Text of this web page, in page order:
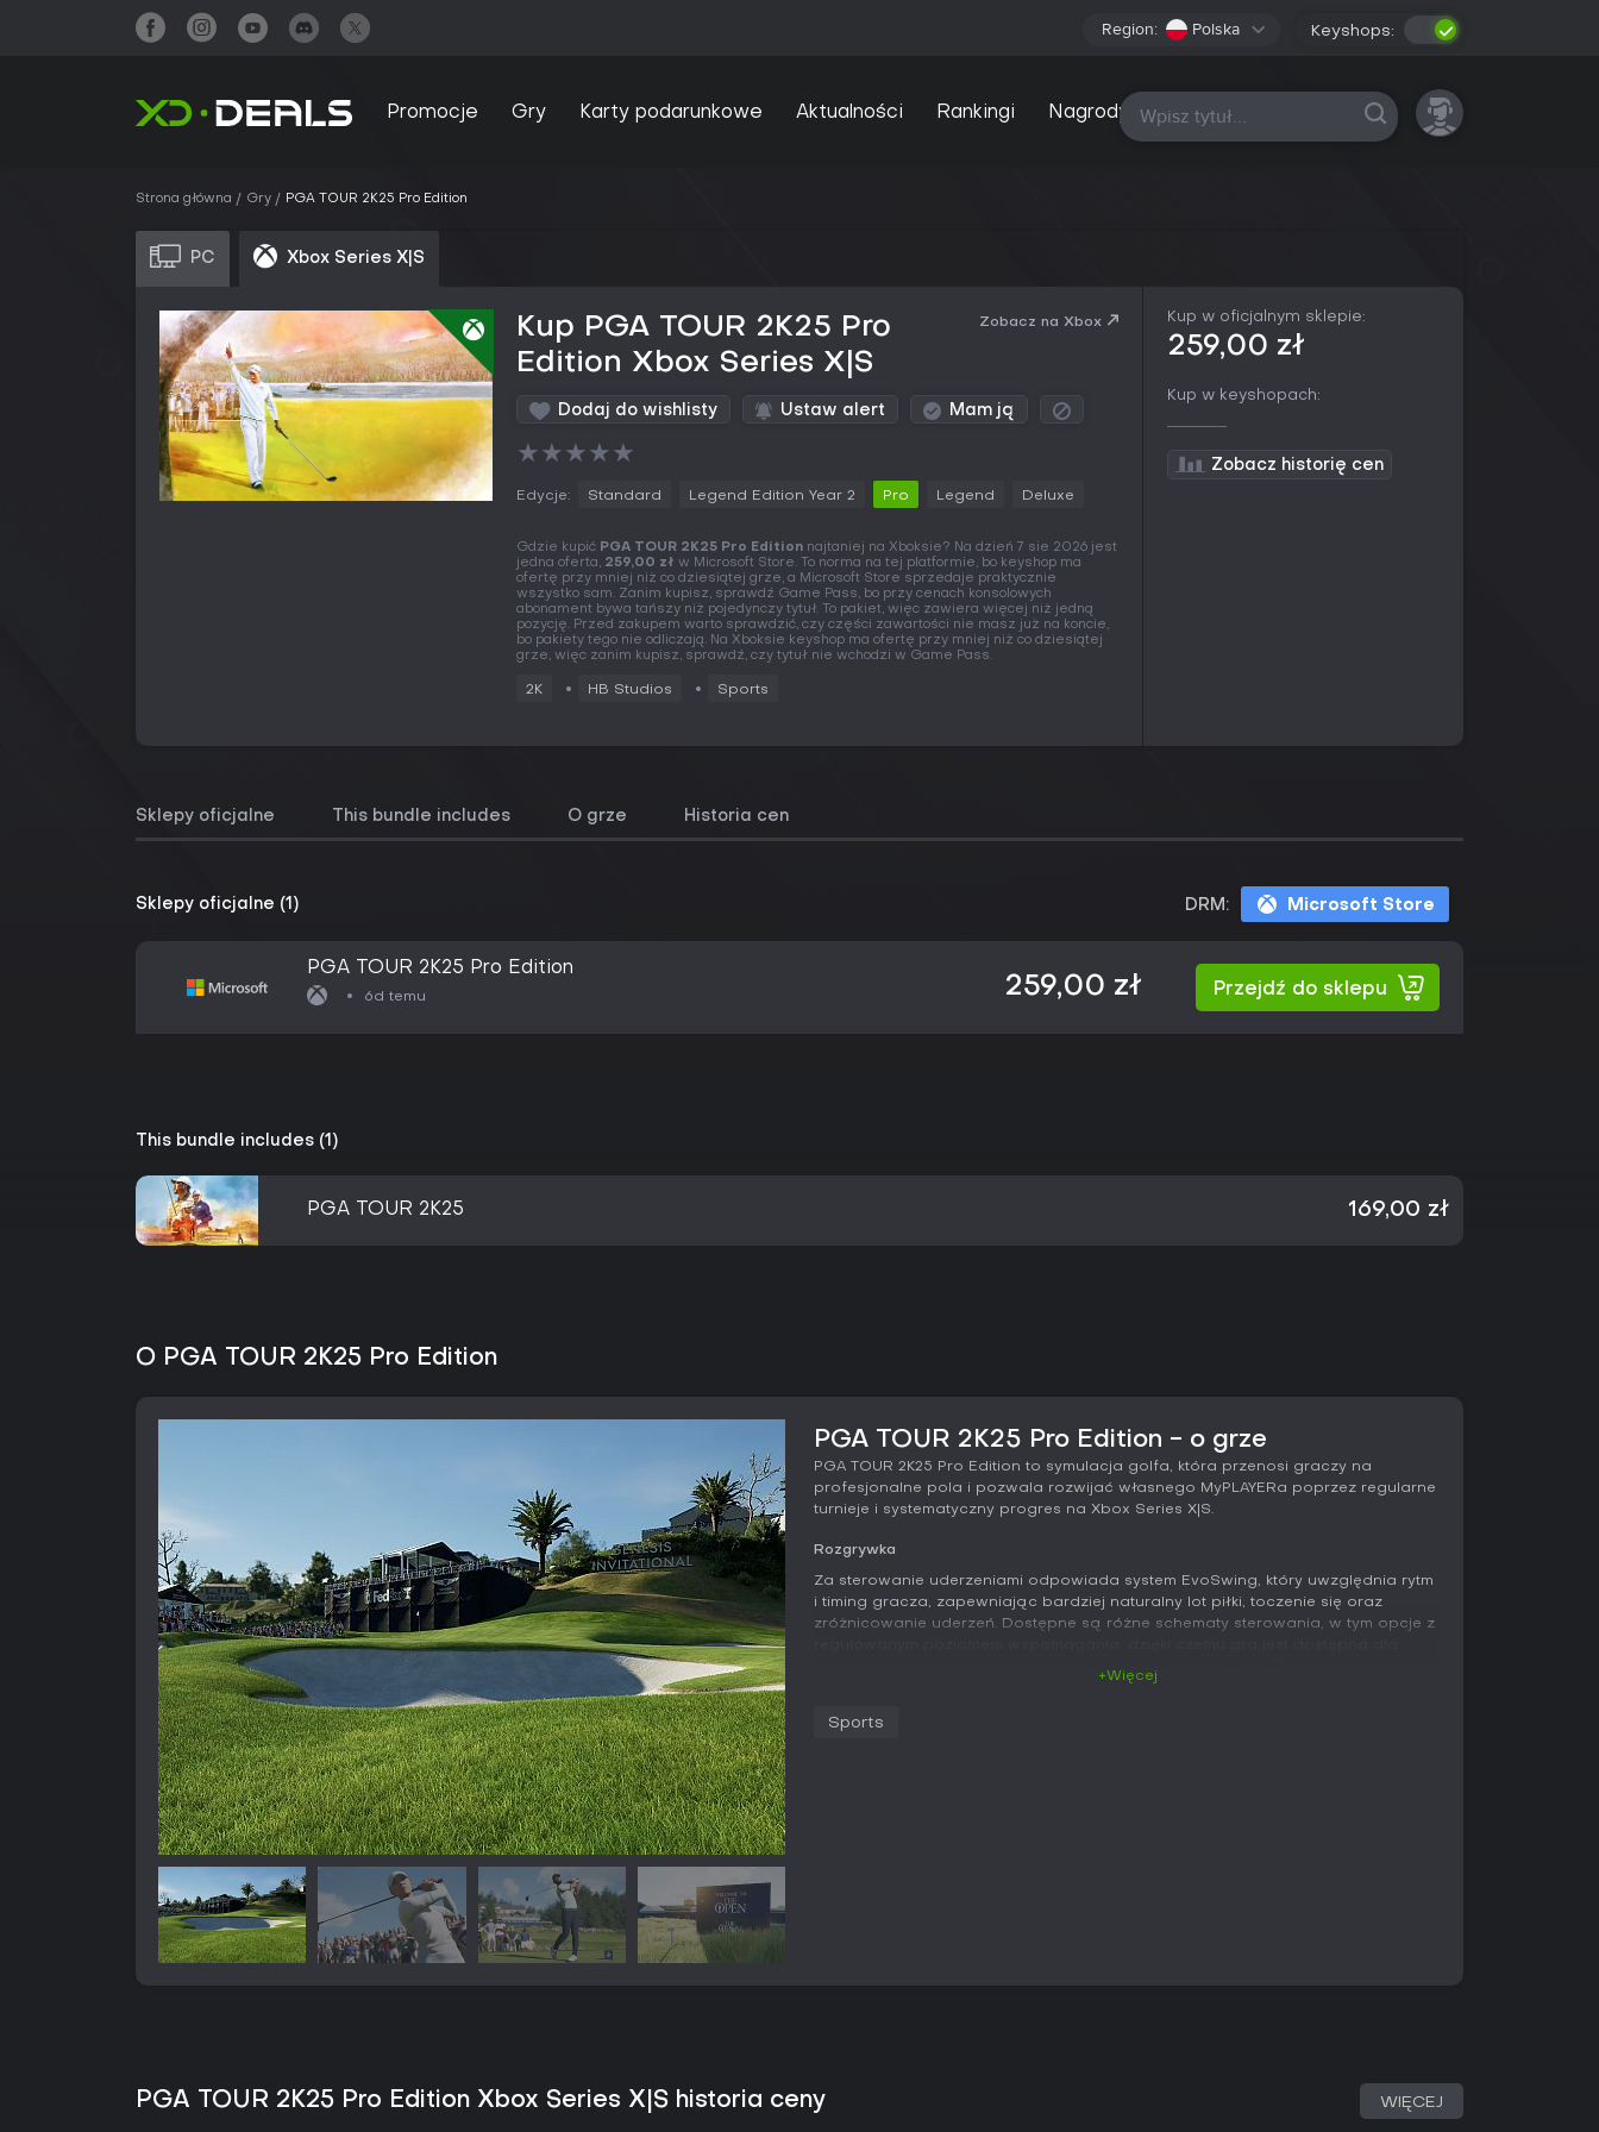
Region: Polska Keyshops:
Promocje Gry Karty podarunkowe Aktualności Rankingi Nagrody Wszystkie platformy
Strona główna Gry PGA TOUR 2K25 Pro Edition
PC Xbox Series X|S
Kup PGA TOUR 2K25 Pro
Edition Xbox Series X|S
Zobacz na Xbox
Dodaj do wishlisty Ustaw alert Mam ją
★★★★★
Edycje: Standard Legend Edition Year 2 Pro Legend Deluxe
Gdzie kupić PGA TOUR 2K25 Pro Edition najtaniej na Xboksie? Na dzień 7 sie 2026 jest
jedna oferta, 259,00 zł w Microsoft Store. To norma na tej platformie, bo keyshop ma
ofertę przy mniej niż co dziesiątej grze, a Microsoft Store sprzedaje praktycznie
wszystko sam. Zanim kupisz, sprawdź Game Pass, bo przy cenach konsolowych
abonament bywa tańszy niż pojedynczy tytuł. To pakiet, więc zawiera więcej niż jedną
pozycję. Przed zakupem warto sprawdzić, czy części zawartości nie masz już na koncie,
bo pakiety tego nie odliczają. Na Xboksie keyshop ma ofertę przy mniej niż co dziesiątej
grze, więc zanim kupisz, sprawdź, czy tytuł nie wchodzi w Game Pass.
2K HB Studios Sports
Kup w oficjalnym sklepie:
259,00 zł
Kup w keyshopach:
Zobacz historię cen
Sklepy oficjalne This bundle includes O grze Historia cen
Sklepy oficjalne (1) DRM: Microsoft Store
PGA TOUR 2K25 Pro Edition
6d temu 259,00 zł Przejdź do sklepu
This bundle includes (1)
PGA TOUR 2K25 169,00 zł
O PGA TOUR 2K25 Pro Edition
PGA TOUR 2K25 Pro Edition - o grze
PGA TOUR 2K25 Pro Edition to symulacja golfa, która przenosi graczy na
profesjonalne pola i pozwala rozwijać własnego MyPLAYERa poprzez regularne
turnieje i systematyczny progres na Xbox Series X|S.
Rozgrywka
Za sterowanie uderzeniami odpowiada system EvoSwing, który uwzględnia rytm
i timing gracza, zapewniając bardziej naturalny lot piłki, toczenie się oraz
zróżnicowanie uderzeń. Dostępne są różne schematy sterowania, w tym opcje z
systemie punktów atrybutów i progresji sprzętu - oba nagradzają regularne
przyspieszyć mniej istotne fragmenty turnieju, zachowując kontrolę nad
Sezony i rozwój
+Więcej
Sports
PGA TOUR 2K25 Pro Edition Xbox Series X|S historia ceny WIĘCEJ